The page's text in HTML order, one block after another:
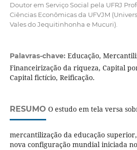
Doutor em Serviço Social pela UFRJ
Ciências Econômicas da UFVJM
Vales do Jequitinhonha e Mucuri).
Palavras-chave: Educação,
Financeirização da riqueza, Capital
Capital fictício, Reificação.
RESUMO O estudo em tela versa
mercantilização da educação
nova configuração mundial iniciada